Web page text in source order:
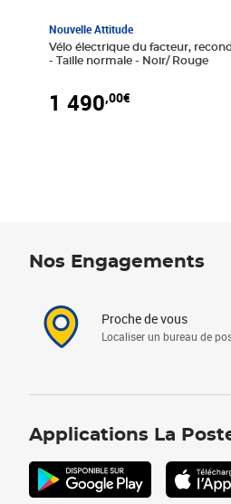
Nouvelle Attitude
Vélo électrique du facteur,
- Taille normale - Noir/ Rouge
1 490,00€
Nos Engagements
Proche de vous
Localiser un bureau de
Applications La